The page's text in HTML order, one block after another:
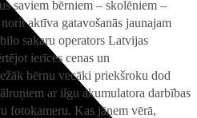
saviem bērniem – skolēniem –
aktīva gatavošanās jaunajam
sakaru operators Latvijas
ierīces cenas un
bērnu vecāki priekšroku dod
ar ilgu akumulatora darbības
fotokameru. Kas jāņem vērā,